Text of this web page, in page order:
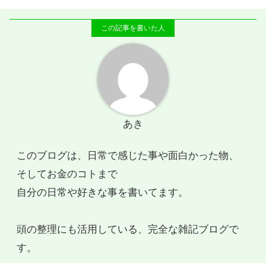
あき
このブログは、日常で感じた事や面白かった物、
そしてお金のコトまで
自分の日常や好きな事を書いてます。
頭の整理にも活用している、完全な雑記ブログで
す。